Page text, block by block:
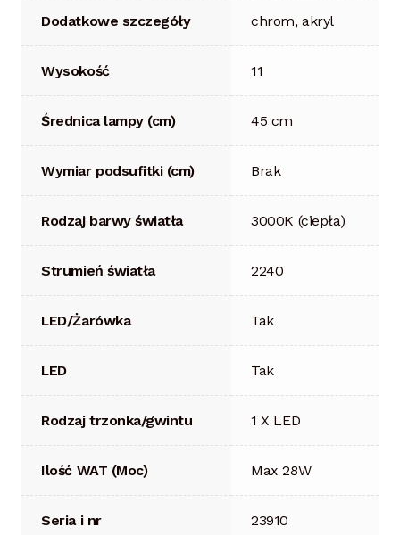
Dodatkowe szczegóły chrom, akryl
Wysokość 11
Średnica lampy (cm) 45 cm
Wymiar podsufitki (cm) Brak
Rodzaj barwy światła 3000K (ciepła)
Strumień światła 2240
LED/Żarówka Tak
LED Tak
Rodzaj trzonka/gwintu 1 X LED
Ilość WAT (Moc) Max 28W
Seria i nr 23910